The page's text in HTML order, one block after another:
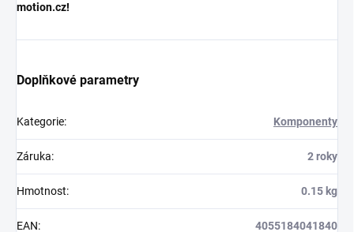
motion.cz!
Doplňkové parametry
Kategorie: Komponenty
Záruka: 2 roky
Hmotnost: 0.15 kg
EAN: 4055184041840